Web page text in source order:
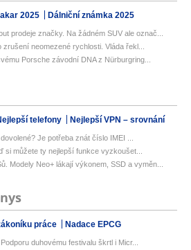
2025 Dálniční známka 2025
prodeje značky. Na žádném SUV ale označ...
neomezené rychlosti. Vláda řekl...
Porsche závodní DNA z Nürburgring...
telefony Nejlepší VPN – srovnání
Je potřeba znát číslo IMEI ...
si můžete ty nejlepší funkce vyzkoušet...
Modely Neo+ lákají výkonem, SSD a vyměn...
práce Nadace EPCG
duhovému festivalu škrtl i Micr...